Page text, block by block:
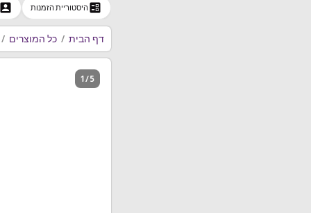
ballot היסטוריית הזמנות
דף הבית כל המוצרים
1 / 5